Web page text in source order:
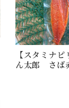
【スタミナ
ん太郎 さば